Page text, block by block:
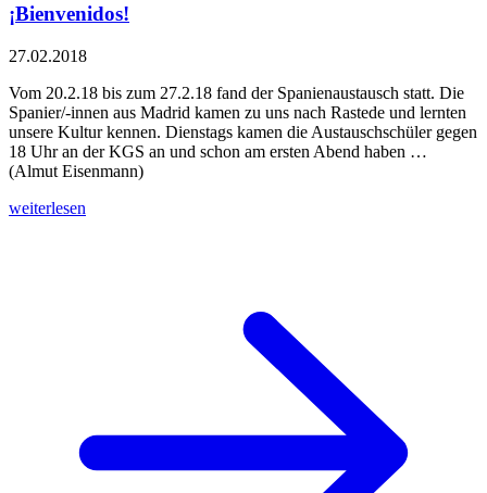
¡Bienvenidos!
27.02.2018
Vom 20.2.18 bis zum 27.2.18 fand der Spanienaustausch statt. Die
Spanier/-innen aus Madrid kamen zu uns nach Rastede und lernten
unsere Kultur kennen. Dienstags kamen die Austauschschüler gegen
18 Uhr an der KGS an und schon am ersten Abend haben …
(Almut Eisenmann)
weiterlesen